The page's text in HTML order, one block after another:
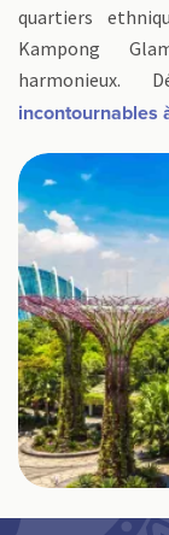
quartiers
Kampong
harmonieux.
incontournables